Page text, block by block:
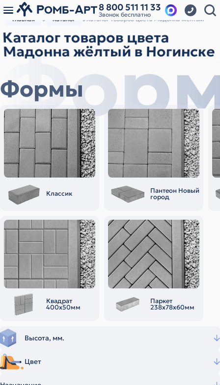
8 800 511 11 33
Звонок бесплатно
Главная Каталог Каталог товаров цвета Мадонна жёлтый
Каталог товаров цвета
Мадонна жёлтый в Ногинске
Формы
Классик Пантеон Новый
город
Квадрат
400х50мм
Паркет
238х78х60мм
Высота, мм.
Цвет